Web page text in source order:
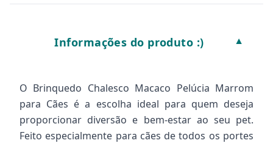
Informações do produto :) ▼
O Brinquedo Chalesco Macaco Pelúcia Marrom
para Cães é a escolha ideal para quem deseja
proporcionar diversão e bem-estar ao seu pet.
Feito especialmente para cães de todos os portes